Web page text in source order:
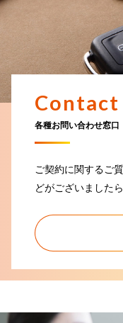
令和7年 岩手県大船渡市
域の皆さまへ
2025.02.28
2025.02.14
令和7年1月28日に発生し
より被害を受けられた地域
2025.02.10
令和7年2月4日からの大
2025.01.16
令和6年12月28日からの
電気設備点検(停電)による
2024.11.11
Contact
各種お問い合わせ窓口
ご契約に関するご質
どがございましたら